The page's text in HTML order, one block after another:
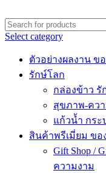
Select category
ตัวอย่างผลงาน ข
รักษ์โลก
กล่องข้าว รั
สุขภาพ-คว
แก้วน้ำ กร
สินค้าพรีเมี่ยม ขอ
Gift Shop /
ความงาม